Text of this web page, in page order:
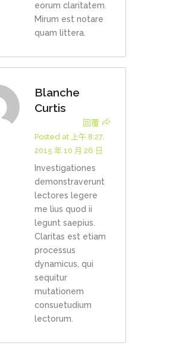
eorum claritatem.
Mirum est notare
quam littera.
Blanche
Curtis
回覆
Posted at 上午 8:27,
2015 年 10 月 26 日
Investigationes
demonstraverunt
lectores legere
me lius quod ii
legunt saepius.
Claritas est etiam
processus
dynamicus, qui
sequitur
mutationem
consuetudium
lectorum.